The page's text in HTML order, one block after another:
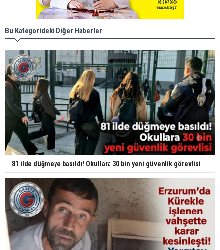
Bu Kategorideki Diğer Haberler
81 ilde düğmeye basıldı! Okullara 30 bin yeni güvenlik görevlisi